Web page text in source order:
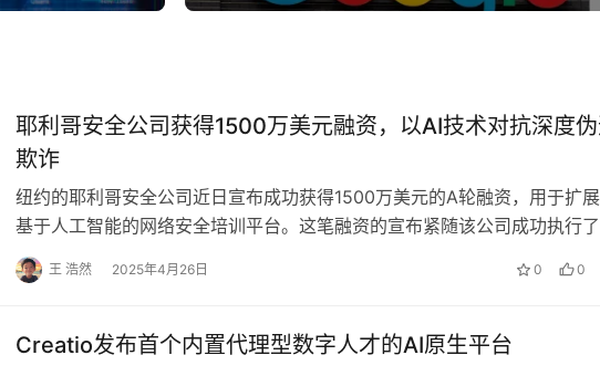
耶利哥安全公司获得1500万美元融资，以AI技术对抗深度
欺诈‌
纽约的耶利哥安全公司近日宣布成功获得1500万美元的A轮融资，用于扩
基于人工智能的网络安全培训平台。这笔融资的宣布紧随该公司成功执行了
项价值180万美元的美国国防部合同之后，…
王 浩然 2025年4月26日 0 0
Creatio发布首个内置代理型数字人才的AI原生平台